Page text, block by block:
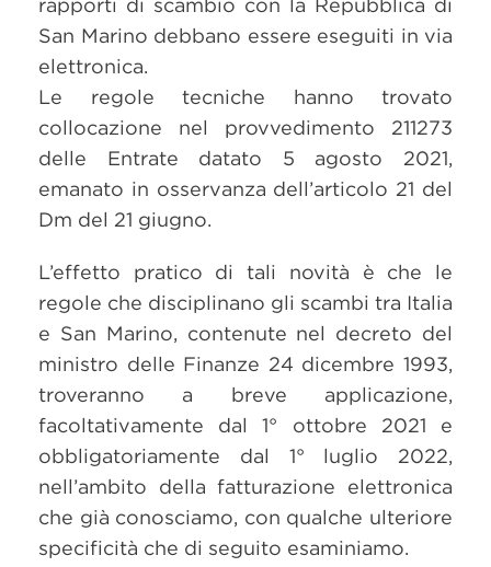
rapporti di scambio con la Repubblica di
San Marino debbano essere eseguiti in via
elettronica.
Le regole tecniche hanno trovato
collocazione nel provvedimento 211273
delle Entrate datato 5 agosto 2021,
emanato in osservanza dell’articolo 21 del
Dm del 21 giugno.
L’effetto pratico di tali novità è che le
regole che disciplinano gli scambi tra Italia
e San Marino, contenute nel decreto del
ministro delle Finanze 24 dicembre 1993,
troveranno a breve applicazione,
facoltativamente dal 1° ottobre 2021 e
obbligatoriamente dal 1° luglio 2022,
nell’ambito della fatturazione elettronica
che già conosciamo, con qualche ulteriore
specificità che di seguito esaminiamo.